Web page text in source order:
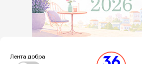
Лента добра